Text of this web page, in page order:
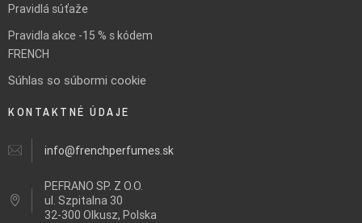
Pravidlá súťaže
Pravidla akce -15 % s kódem
FRENCH
Súhlas so súbormi cookie
KONTAKTNÉ ÚDAJE
info@frenchperfumes.sk
PEFRANO SP. Z O.O.
ul. Szpitalna 30
32-300 Olkusz, Polska